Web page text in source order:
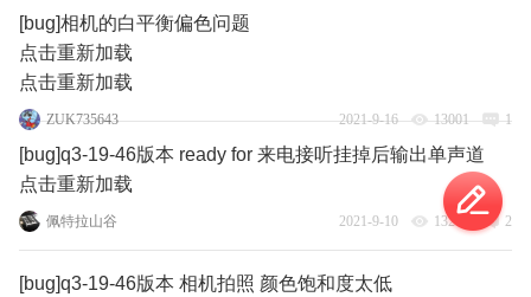
[bug]相机的白平衡偏色问题
点击重新加载
点击重新加载
ZUK735643 2021-9-16 13001 1
[bug]q3-19-46版本 ready for 来电接听挂掉后输出单声道
点击重新加载
佩特拉山谷 2021-9-10 13267 2
[bug]q3-19-46版本 相机拍照 颜色饱和度太低